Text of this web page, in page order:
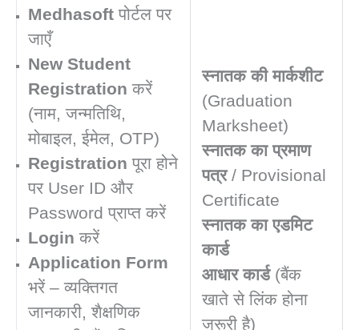
Medhasoftपोर्टल पर
जाएँ
New Student
Registration करें
(नाम, जन्मतिथि,
मोबाइल, ईमेल, OTP)
Registration पूरा होने
पर User ID और
Password प्राप्त करें
Login करें
Application Form
भरें – व्यक्तिगत
जानकारी, शैक्षणिक
स्नातक की मार्कशीट
(Graduation
Marksheet)
स्नातक का प्रमाण
पत्र/ Provisional
Certificate
स्नातक का एडमिट
कार्ड
आधार कार्ड(बैंक
खाते से लिंक होना
जरूरी है)